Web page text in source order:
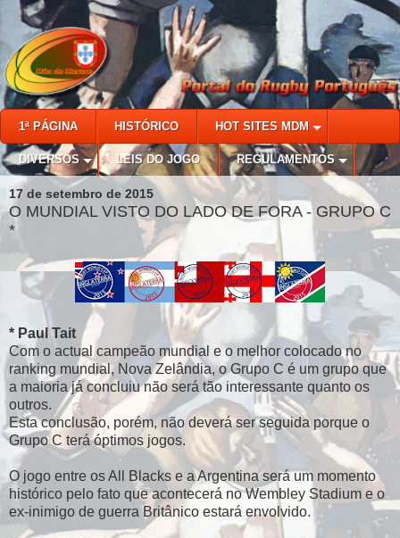
1ª PÁGINA HISTÓRICO HOT SITES MDM
DIVERSOS LEIS DO JOGO REGULAMENTOS
17 de setembro de 2015
O MUNDIAL VISTO DO LADO DE FORA - GRUPO C
*
* Paul Tait
Com o actual campeão mundial e o melhor colocado no
ranking mundial, Nova Zelândia, o Grupo C é um grupo que
a maioria já concluiu não será tão interessante quanto os
outros.
Esta conclusão, porém, não deverá ser seguida porque o
Grupo C terá óptimos jogos.
O jogo entre os All Blacks e a Argentina será um momento
histórico pelo fato que acontecerá no Wembley Stadium e o
ex-inimigo de guerra Britânico estará envolvido.